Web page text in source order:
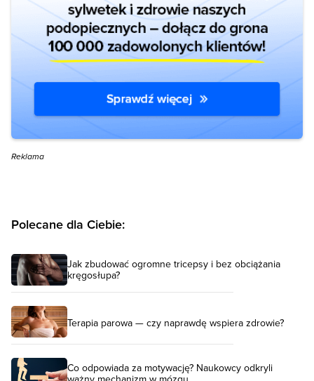
Reklama
Polecane dla Ciebie:
Jak zbudować ogromne tricepsy i bez obciążania
kręgosłupa?
Terapia parowa — czy naprawdę wspiera zdrowie?
Co odpowiada za motywację? Naukowcy odkryli